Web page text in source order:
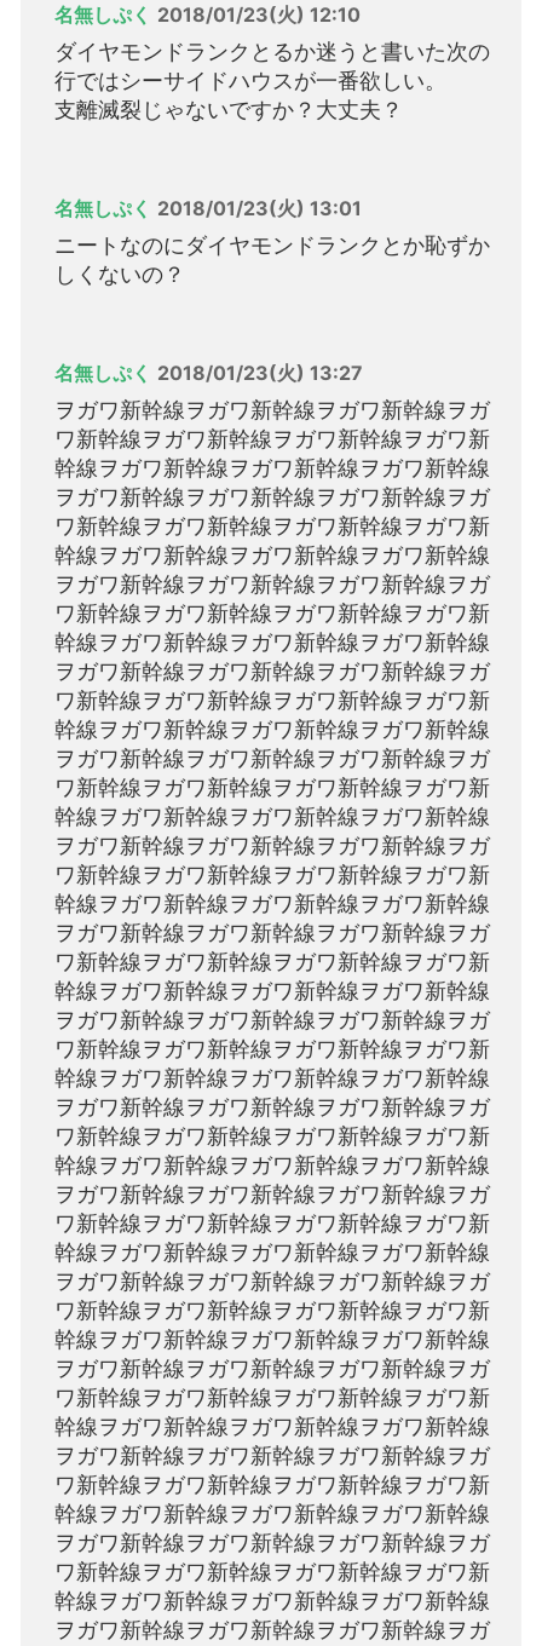
名無しぷく 2018/01/23(火) 12:10
ダイヤモンドランクとるか迷うと書いた次の
行ではシーサイドハウスが一番欲しい。
支離滅裂じゃないですか？大丈夫？
名無しぷく 2018/01/23(火) 13:01
ニートなのにダイヤモンドランクとか恥ずか
しくないの？
名無しぷく 2018/01/23(火) 13:27
ヲガワ新幹線ヲガワ新幹線ヲガワ新幹線ヲガ
ワ新幹線ヲガワ新幹線ヲガワ新幹線ヲガワ新
幹線ヲガワ新幹線ヲガワ新幹線ヲガワ新幹線
ヲガワ新幹線ヲガワ新幹線ヲガワ新幹線ヲガ
ワ新幹線ヲガワ新幹線ヲガワ新幹線ヲガワ新
幹線ヲガワ新幹線ヲガワ新幹線ヲガワ新幹線
ヲガワ新幹線ヲガワ新幹線ヲガワ新幹線ヲガ
ワ新幹線ヲガワ新幹線ヲガワ新幹線ヲガワ新
幹線ヲガワ新幹線ヲガワ新幹線ヲガワ新幹線
ヲガワ新幹線ヲガワ新幹線ヲガワ新幹線ヲガ
ワ新幹線ヲガワ新幹線ヲガワ新幹線ヲガワ新
幹線ヲガワ新幹線ヲガワ新幹線ヲガワ新幹線
ヲガワ新幹線ヲガワ新幹線ヲガワ新幹線ヲガ
ワ新幹線ヲガワ新幹線ヲガワ新幹線ヲガワ新
幹線ヲガワ新幹線ヲガワ新幹線ヲガワ新幹線
ヲガワ新幹線ヲガワ新幹線ヲガワ新幹線ヲガ
ワ新幹線ヲガワ新幹線ヲガワ新幹線ヲガワ新
幹線ヲガワ新幹線ヲガワ新幹線ヲガワ新幹線
ヲガワ新幹線ヲガワ新幹線ヲガワ新幹線ヲガ
ワ新幹線ヲガワ新幹線ヲガワ新幹線ヲガワ新
幹線ヲガワ新幹線ヲガワ新幹線ヲガワ新幹線
ヲガワ新幹線ヲガワ新幹線ヲガワ新幹線ヲガ
ワ新幹線ヲガワ新幹線ヲガワ新幹線ヲガワ新
幹線ヲガワ新幹線ヲガワ新幹線ヲガワ新幹線
ヲガワ新幹線ヲガワ新幹線ヲガワ新幹線ヲガ
ワ新幹線ヲガワ新幹線ヲガワ新幹線ヲガワ新
幹線ヲガワ新幹線ヲガワ新幹線ヲガワ新幹線
ヲガワ新幹線ヲガワ新幹線ヲガワ新幹線ヲガ
ワ新幹線ヲガワ新幹線ヲガワ新幹線ヲガワ新
幹線ヲガワ新幹線ヲガワ新幹線ヲガワ新幹線
ヲガワ新幹線ヲガワ新幹線ヲガワ新幹線ヲガ
ワ新幹線ヲガワ新幹線ヲガワ新幹線ヲガワ新
幹線ヲガワ新幹線ヲガワ新幹線ヲガワ新幹線
ヲガワ新幹線ヲガワ新幹線ヲガワ新幹線ヲガ
ワ新幹線ヲガワ新幹線ヲガワ新幹線ヲガワ新
幹線ヲガワ新幹線ヲガワ新幹線ヲガワ新幹線
ヲガワ新幹線ヲガワ新幹線ヲガワ新幹線ヲガ
ワ新幹線ヲガワ新幹線ヲガワ新幹線ヲガワ新
幹線ヲガワ新幹線ヲガワ新幹線ヲガワ新幹線
ヲガワ新幹線ヲガワ新幹線ヲガワ新幹線ヲガ
ワ新幹線ヲガワ新幹線ヲガワ新幹線ヲガワ新
幹線ヲガワ新幹線ヲガワ新幹線ヲガワ新幹線
ヲガワ新幹線ヲガワ新幹線ヲガワ新幹線ヲガ